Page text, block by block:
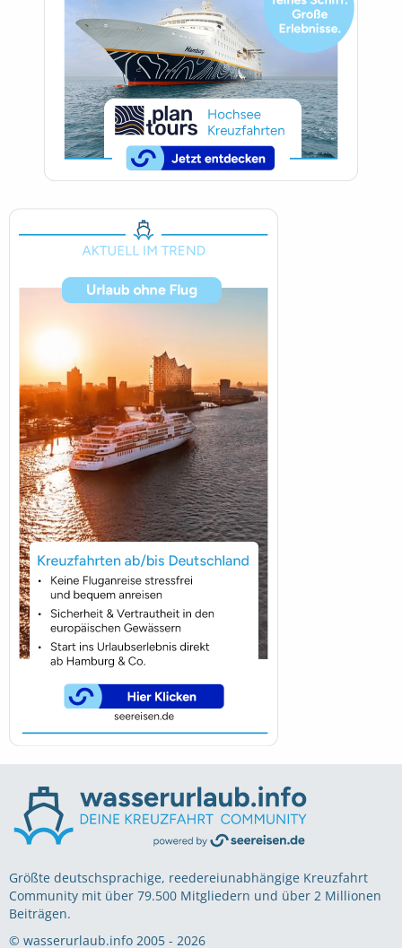
Größte deutschsprachige, reedereiunabhängige Kreuzfahrt
Community mit über 79.500 Mitgliedern und über 2 Millionen
Beiträgen.
© wasserurlaub.info 2005 - 2026